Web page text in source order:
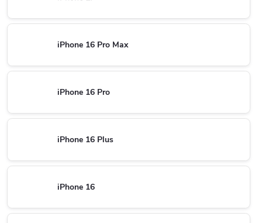
iPhone 16 Pro Max
iPhone 16 Pro
iPhone 16 Plus
iPhone 16